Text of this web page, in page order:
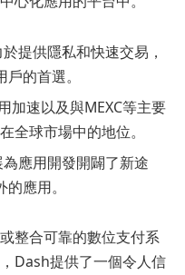
提供隱私和快速交易，
的首選。
加速以及與MEXC等主要
全球市場中的地位。
應用開發開闢了新途
應用。
整合可靠的數位支付系
Dash提供了一個令人信